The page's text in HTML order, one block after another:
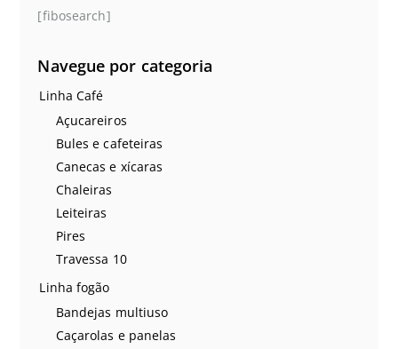
[fibosearch]
Navegue por categoria
Linha Café
Açucareiros
Bules e cafeteiras
Canecas e xícaras
Chaleiras
Leiteiras
Pires
Travessa 10
Linha fogão
Bandejas multiuso
Caçarolas e panelas